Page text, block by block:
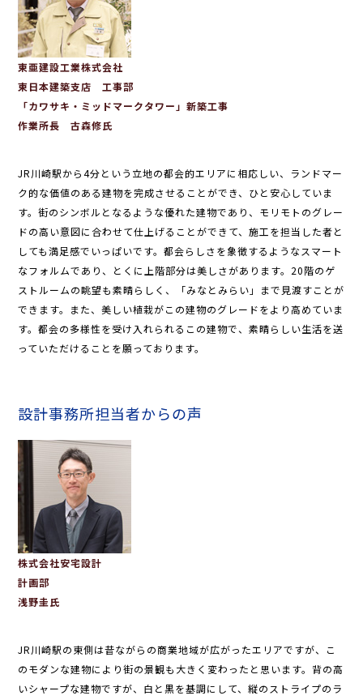
東亜建設工業株式会社
東日本建築支店 工事部
「カワサキ・ミッドマークタワー」新築工事
作業所長 古森修氏
JR川崎駅から4分という立地の都会的エリアに相応しい、ランドマー
ク的な価値のある建物を完成させることができ、ひと安心していま
す。街のシンボルとなるような優れた建物であり、モリモトのグレー
ドの高い意図に合わせて仕上げることができて、施工を担当した者と
しても満足感でいっぱいです。都会らしさを象徴するようなスマート
なフォルムであり、とくに上階部分は美しさがあります。20階のゲ
ストルームの眺望も素晴らしく、「みなとみらい」まで見渡すことが
できます。また、美しい植栽がこの建物のグレードをより高めていま
す。都会の多様性を受け入れられるこの建物で、素晴らしい生活を送
っていただけることを願っております。
設計事務所担当者からの声
株式会社安宅設計
計画部
浅野圭氏
JR川崎駅の東側は昔ながらの商業地域が広がったエリアですが、こ
のモダンな建物により街の景観も大きく変わったと思います。背の高
いシャープな建物ですが、白と黒を基調にして、縦のストライプのラ